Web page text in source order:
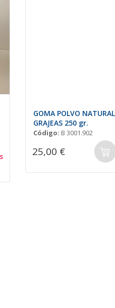
GOMA POLVO NATURAL
GRAJEAS 250 gr.
Código: B 3001.902
25,00 €